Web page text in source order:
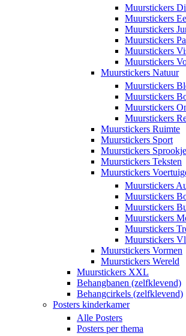
Muurstickers
Muurstickers
Muurstickers
Muurstickers
Muurstickers
Muurstickers
Muurstickers Natuur
Muurstickers
Muurstickers
Muurstickers
Muurstickers
Muurstickers Ruimte
Muurstickers Sport
Muurstickers
Muurstickers Teksten
Muurstickers
Muurstickers
Muurstickers
Muurstickers
Muurstickers
Muurstickers
Muurstickers
Muurstickers Vormen
Muurstickers Wereld
Muurstickers XXL
Behangbanen (zelfklevend)
Behangcirkels (zelfklevend)
Posters kinderkamer
Alle Posters
Posters per thema